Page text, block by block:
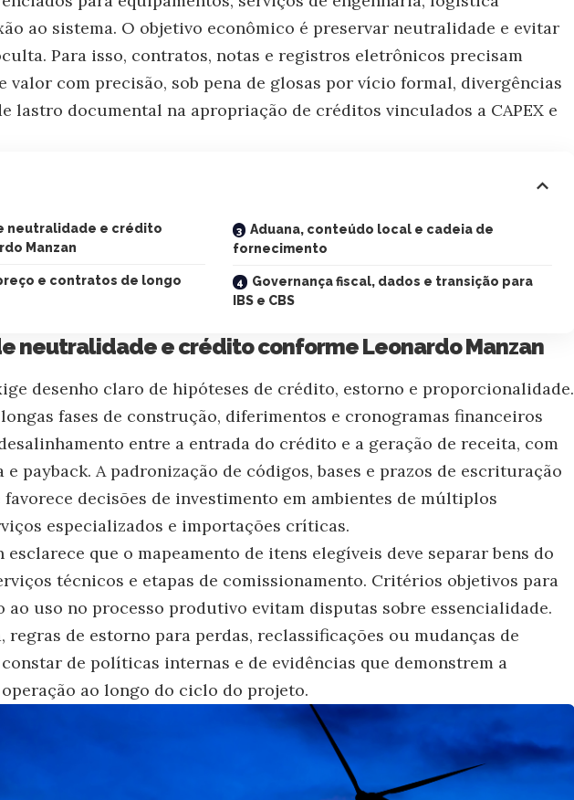
ao sistema. O objetivo econômico é preservar neutralidade e evitar
Para isso, contratos, notas e registros eletrônicos precisam
valor com precisão, sob pena de glosas por vício formal, divergências
lastro documental na apropriação de créditos vinculados a CAPEX e
neutralidade e crédito
Manzan
e contratos de longo
Aduana, conteúdo local e cadeia de
fornecimento
Governança fiscal, dados e transição para
IBS e CBS
neutralidade e crédito conforme Leonardo Manzan
desenho claro de hipóteses de crédito, estorno e proporcionalidade.
fases de construção, diferimentos e cronogramas financeiros
entre a entrada do crédito e a geração de receita, com
payback. A padronização de códigos, bases e prazos de escrituração
decisões de investimento em ambientes de múltiplos
especializados e importações críticas.
esclarece que o mapeamento de itens elegíveis deve separar bens do
técnicos e etapas de comissionamento. Critérios objetivos para
uso no processo produtivo evitam disputas sobre essencialidade.
regras de estorno para perdas, reclassificações ou mudanças de
de políticas internas e de evidências que demonstrem a
ao longo do ciclo do projeto.